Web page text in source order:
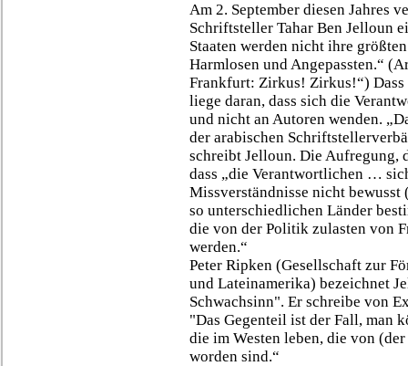
Am 2. September diesen Jahres
Schriftsteller Tahar Ben Jelloun
Staaten werden nicht ihre
Harmlosen und Angepassten.“
Frankfurt: Zirkus! Zirkus!“) Dass
liege daran, dass sich die
und nicht an Autoren wenden.
der arabischen
schreibt Jelloun. Die Aufregung,
dass „die Verantwortlichen …
Missverständnisse nicht
so unterschiedlichen Länder
die von der Politik zulasten von
werden.“
Peter Ripken (Gesellschaft zur
und Lateinamerika) bezeichnet
Schwachsinn". Er schreibe von
"Das Gegenteil ist der Fall, man
die im Westen leben, die von
worden sind.“